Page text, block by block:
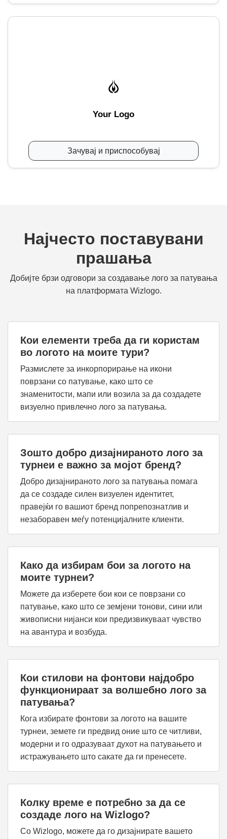
Your Logo
Зачувај и приспособувај
Најчесто поставувани
прашања
Добијте брзи одговори за создавање лого за патувања
на платформата Wizlogo.
Кои елементи треба да ги користам
во логото на моите тури?
Размислете за инкорпорирање на икони
поврзани со патување, како што се
знаменитости, мапи или возила за да создадете
визуелно привлечно лого за патувања.
Зошто добро дизајнираното лого за
турнеи е важно за мојот бренд?
Добро дизајнираното лого за патувања помага
да се создаде силен визуелен идентитет,
правејќи го вашиот бренд попрепознатлив и
незаборавен меѓу потенцијалните клиенти.
Како да избирам бои за логото на
моите турнеи?
Можете да изберете бои кои се поврзани со
патување, како што се земјени тонови, сини или
живописни нијанси кои предизвикуваат чувство
на авантура и возбуда.
Кои стилови на фонтови најдобро
функционираат за волшебно лого за
патувања?
Кога избирате фонтови за логото на вашите
турнеи, земете ги предвид оние што се читливи,
модерни и го одразуваат духот на патувањето и
истражувањето што сакате да ги пренесете.
Колку време е потребно за да се
создаде лого на Wizlogo?
Со Wizlogo, можете да го дизајнирате вашето